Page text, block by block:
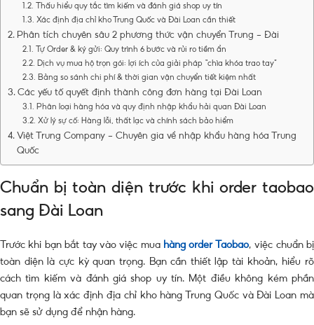
Thấu hiểu quy tắc tìm kiếm và đánh giá shop uy tín
Xác định địa chỉ kho Trung Quốc và Đài Loan cần thiết
Phân tích chuyên sâu 2 phương thức vận chuyển Trung – Đài
Tự Order & ký gửi: Quy trình 6 bước và rủi ro tiềm ẩn
Dịch vụ mua hộ trọn gói: lợi ích của giải pháp “chìa khóa trao tay”
Bảng so sánh chi phí & thời gian vận chuyển tiết kiệm nhất
Các yếu tố quyết định thành công đơn hàng tại Đài Loan
Phân loại hàng hóa và quy định nhập khẩu hải quan Đài Loan
Xử lý sự cố: Hàng lỗi, thất lạc và chính sách bảo hiểm
Việt Trung Company – Chuyên gia về nhập khẩu hàng hóa Trung
Quốc
Chuẩn bị toàn diện trước khi order taobao
sang Đài Loan
Trước khi bạn bắt tay vào việc mua hàng order Taobao, việc chuẩn bị
toàn diện là cực kỳ quan trọng. Bạn cần thiết lập tài khoản, hiểu rõ
cách tìm kiếm và đánh giá shop uy tín. Một điều không kém phần
quan trọng là xác định địa chỉ kho hàng Trung Quốc và Đài Loan mà
bạn sẽ sử dụng để nhận hàng.